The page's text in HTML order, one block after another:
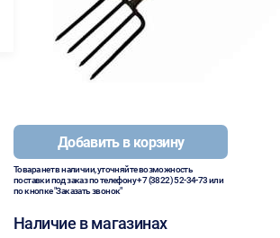
Добавить в корзину
Товара нет в наличии, уточняйте возможность
поставки под заказ по телефону+7 (3822) 52-34-73или
по кнопке "Заказать звонок"
Наличие в магазинах